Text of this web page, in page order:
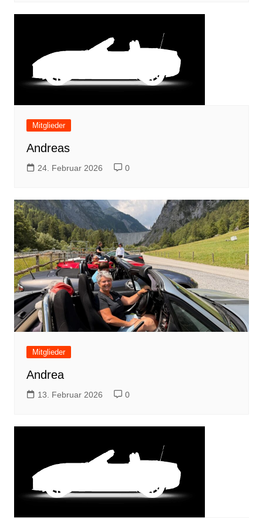
Mitglieder
Andreas
24. Februar 2026 0
Mitglieder
Andrea
13. Februar 2026 0